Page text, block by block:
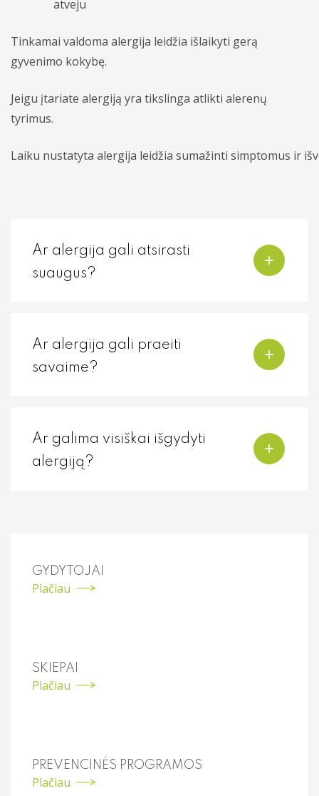
atveju
Tinkamai valdoma alergija leidžia išlaikyti gerą
gyvenimo kokybę.
Jeigu įtariate alergiją yra tikslinga atlikti alerenų
tyrimus.
Laiku nustatyta alergija leidžia sumažinti simptomus ir
Ar alergija gali atsirasti
suaugus?
Ar alergija gali praeiti
savaime?
Ar galima visiškai išgydyti
alergiją?
GYDYTOJAI
Plačiau
SKIEPAI
Plačiau
PREVENCINĖS PROGRAMOS
Plačiau